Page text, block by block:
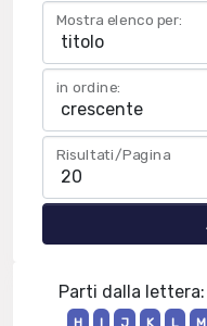
Mostra elenco per:
in ordine:
Risultati/Pagina
Parti dalla lettera:
H
I J K L M